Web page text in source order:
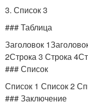
3. Список 3
### Таблица
Заголовок
2Строка 3 Строка
### Список
Список 1 Список 2
### Заключение